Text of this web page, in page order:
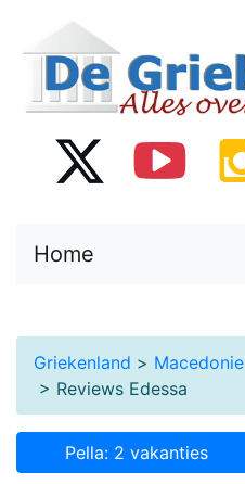
Home
Griekenland > Macedonie
> Reviews Edessa
Pella: 2 vakanties